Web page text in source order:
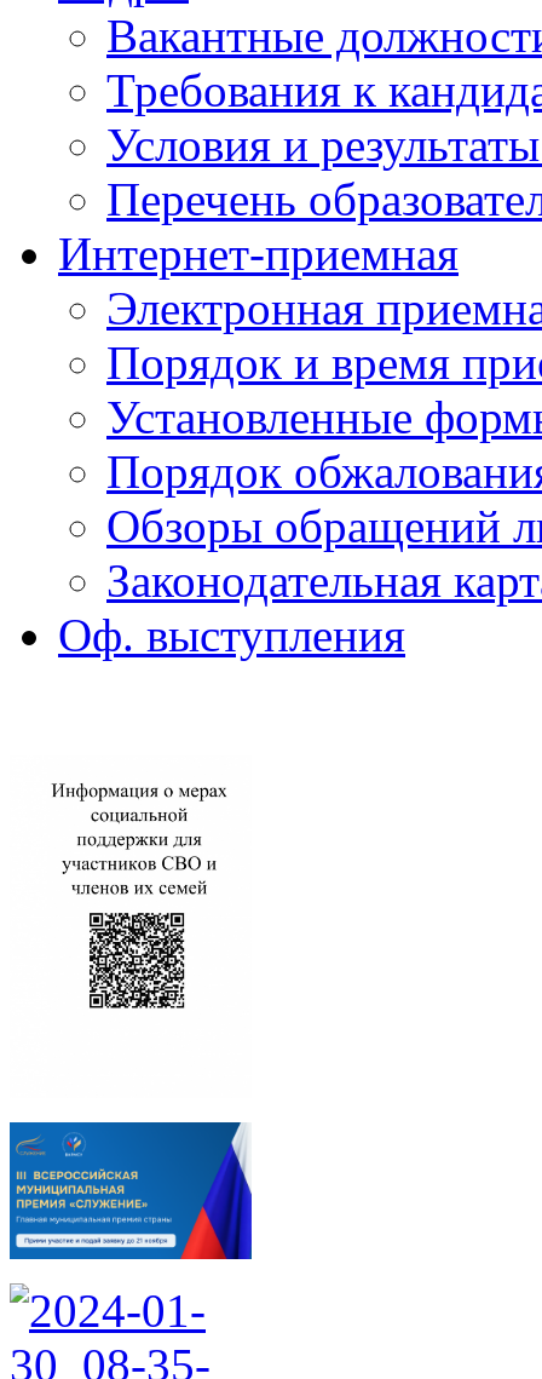
Вакантные
Требования к
Условия и
Перечень
Интернет-приемная
Электронная
Порядок и время
Установленные
Порядок
Обзоры обращений
Законодательная
Оф. выступления